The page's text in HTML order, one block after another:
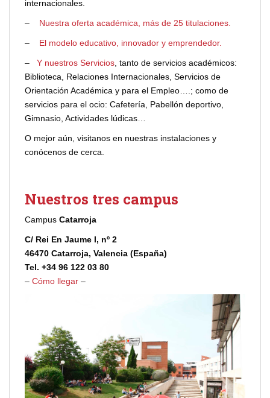
internacionales.
– Nuestra oferta académica, más de 25 titulaciones.
– El modelo educativo, innovador y emprendedor.
– Y nuestros Servicios, tanto de servicios académicos:
Biblioteca, Relaciones Internacionales, Servicios de
Orientación Académica y para el Empleo….; como de
servicios para el ocio: Cafetería, Pabellón deportivo,
Gimnasio, Actividades lúdicas…
O mejor aún, visitanos en nuestras instalaciones y
conócenos de cerca.
Nuestros tres campus
Campus Catarroja
C/ Rei En Jaume I, nº 2
46470 Catarroja, Valencia (España)
Tel. +34 96 122 03 80
– Cómo llegar –